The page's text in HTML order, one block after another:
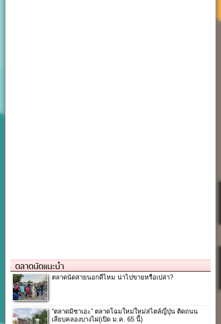
ตลาดนัดแนะนำ
ตลาดนัดสายนอกดีไหม น่าไปขายหรือเปล่า?
“ตลาดมิซาเอะ” ตลาดโฉมใหม่ใหม่สไตล์ญี่ปุ่น ติดถนน
เลียบคลองบางไผ่(เปิด ม.ค. 65 นี้)